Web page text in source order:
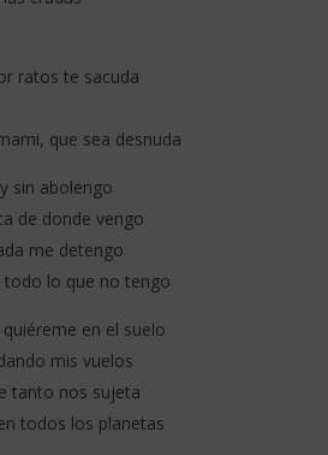
ratos te sacuda
que sea desnuda
sin abolengo
de donde vengo
me detengo
todo lo que no tengo
en el suelo
mis vuelos
tanto nos sujeta
todos los planetas